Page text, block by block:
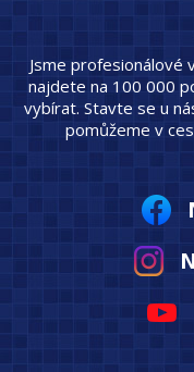
Jsme profesionálové
najdete na 100 000
vybírat. Stavte se u
pomůžeme v